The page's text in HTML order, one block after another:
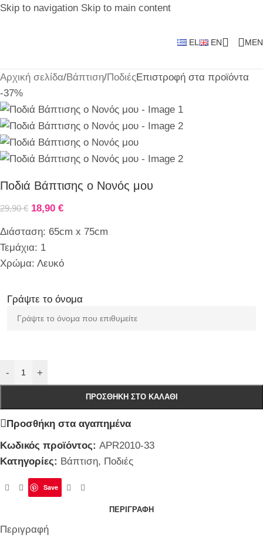
Skip to navigation Skip to main content
EL EN
Αρχική σελίδα/Βάπτιση/ΠοδιέςΕπιστροφή στα προϊόντα
-37%
Ποδιά Βάπτισης ο Νονός μου
29,90€ 18,90 €
Διάσταση: 65cm x 75cm
Τεμάχια: 1
Χρώμα: Λευκό
Γράψτε το όνομα
- +
ΠΡΟΣΘΉΚΗ ΣΤΟ ΚΑΛΆΘΙ
Προσθήκη στα αγαπημένα
Κωδικός προϊόντος: APR2010-33
Κατηγορίες: Βάπτιση, Ποδιές
Save
ΠΕΡΙΓΡΑΦΉ
Περιγραφή